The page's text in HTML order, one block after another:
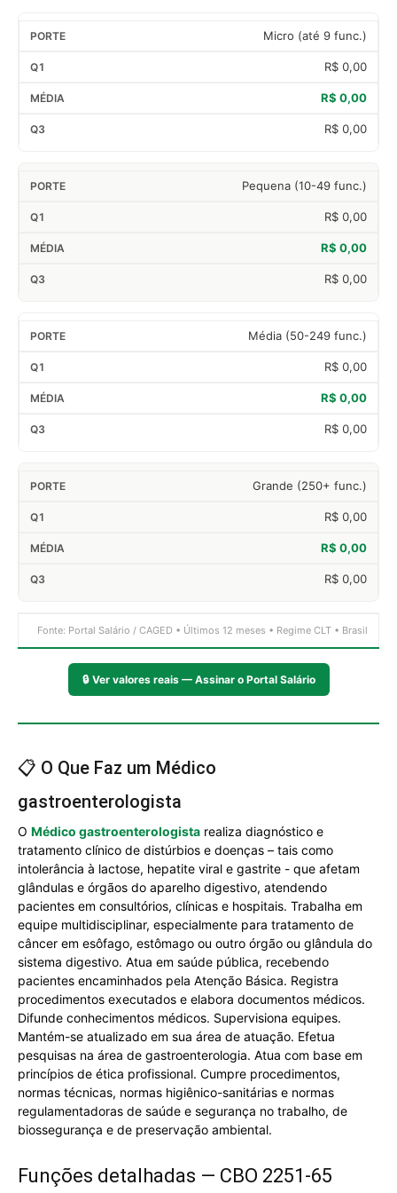
Micro (até 9 func.)
R$ 0,00
R$ 0,00
R$ 0,00
Pequena (10-49 func.)
R$ 0,00
R$ 0,00
R$ 0,00
Média (50-249 func.)
R$ 0,00
R$ 0,00
R$ 0,00
Grande (250+ func.)
R$ 0,00
R$ 0,00
R$ 0,00
Fonte: Portal Salário / CAGED • Últimos 12 meses • Regime CLT • Brasil
🔒 Ver valores reais — Assinar o Portal Salário
📋 O Que Faz um Médico
gastroenterologista
O Médico gastroenterologista realiza diagnóstico e
tratamento clínico de distúrbios e doenças – tais como
intolerância à lactose, hepatite viral e gastrite - que afetam
glândulas e órgãos do aparelho digestivo, atendendo
pacientes em consultórios, clínicas e hospitais. Trabalha em
equipe multidisciplinar, especialmente para tratamento de
câncer em esôfago, estômago ou outro órgão ou glândula do
sistema digestivo. Atua em saúde pública, recebendo
pacientes encaminhados pela Atenção Básica. Registra
procedimentos executados e elabora documentos médicos.
Difunde conhecimentos médicos. Supervisiona equipes.
Mantém-se atualizado em sua área de atuação. Efetua
pesquisas na área de gastroenterologia. Atua com base em
princípios de ética profissional. Cumpre procedimentos,
normas técnicas, normas higiênico-sanitárias e normas
regulamentadoras de saúde e segurança no trabalho, de
biossegurança e de preservação ambiental.
Funções detalhadas — CBO 2251-65